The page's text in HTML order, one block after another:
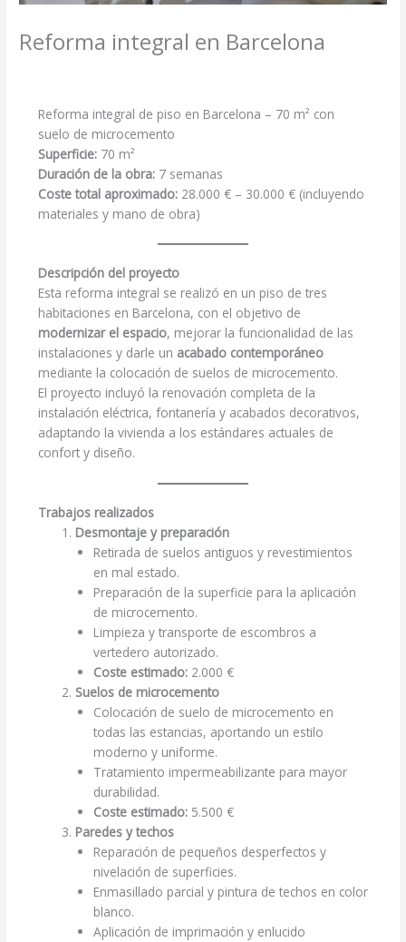
Reforma integral en Barcelona
Reforma integral de piso en Barcelona – 70 m² con
suelo de microcemento
Superficie:70 m²
Duración de la obra:7 semanas
Coste total aproximado:28.000 € – 30.000 € (incluyendo
materiales y mano de obra)
Descripción del proyecto
Esta reforma integral se realizó en un piso de tres
habitaciones en Barcelona, con el objetivo de
modernizar el espacio, mejorar la funcionalidad de las
instalaciones y darle un acabado contemporáneo
mediante la colocación de suelos de microcemento.
El proyecto incluyó la renovación completa de la
instalación eléctrica, fontanería y acabados decorativos,
adaptando la vivienda a los estándares actuales de
confort y diseño.
Trabajos realizados
Desmontaje y preparación
Retirada de suelos antiguos y revestimientos
en mal estado.
Preparación de la superficie para la aplicación
de microcemento.
Limpieza y transporte de escombros a
vertedero autorizado.
Coste estimado: 2.000 €
Suelos de microcemento
Colocación de suelo de microcemento en
todas las estancias, aportando un estilo
moderno y uniforme.
Tratamiento impermeabilizante para mayor
durabilidad.
Coste estimado: 5.500 €
Paredes y techos
Reparación de pequeños desperfectos y
nivelación de superficies.
Enmasillado parcial y pintura de techos en color
blanco.
Aplicación de imprimación y enlucido